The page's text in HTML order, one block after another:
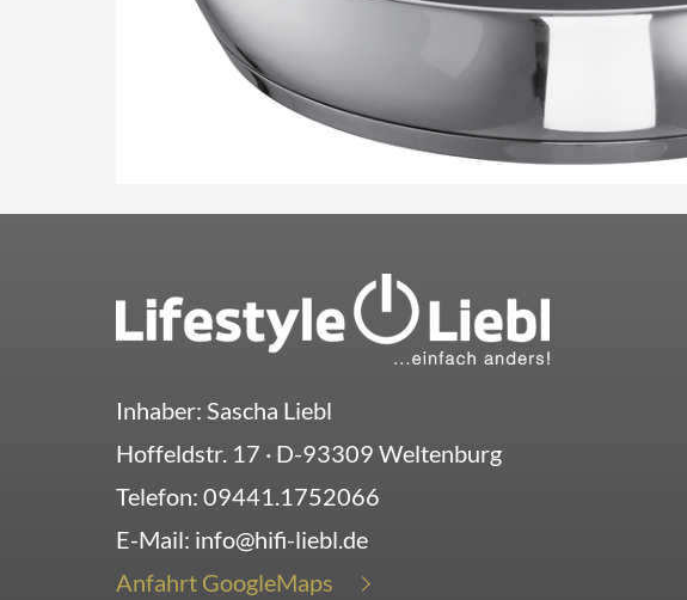
Inhaber: Sascha Liebl
Hoffeldstr. 17 · D-93309 Weltenburg
Telefon: 09441.1752066
E-Mail: info@hifi-liebl.de
Anfahrt GoogleMaps